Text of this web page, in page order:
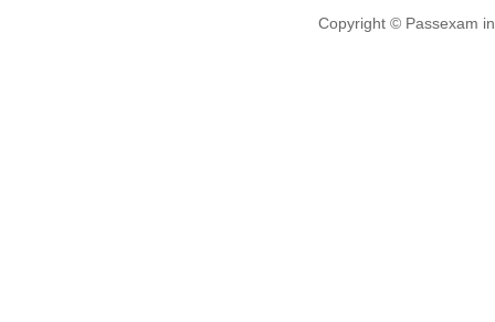
Copyright © Passexam